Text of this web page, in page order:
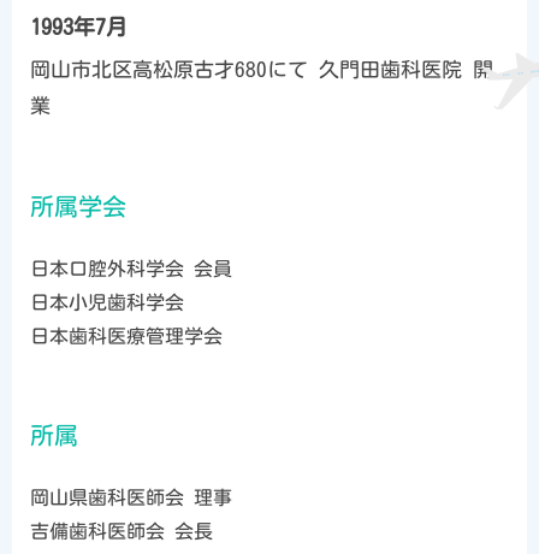
1993年7月
岡山市北区高松原古才680にて 久門田歯科医院 開
業
所属学会
日本口腔外科学会 会員
日本小児歯科学会
日本歯科医療管理学会
所属
岡山県歯科医師会 理事
吉備歯科医師会 会長